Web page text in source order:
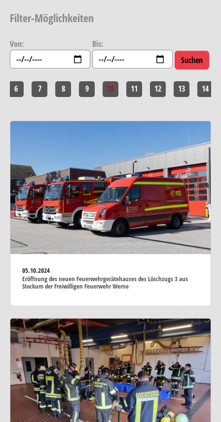
Filter-Möglichkeiten
Von: Bis:
6 7 8 9 10 11 12 13 14
05.10.2024
Eröffnung des neuen Feuerwehrgerätehauses des Löschzugs 3 aus
Stockum der Freiwilligen Feuerwehr Werne